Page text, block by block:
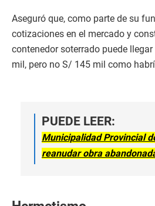
Aseguró que, como parte de su
cotizaciones en el mercado y
contenedor soterrado puede
mil, pero no S/ 145 mil como
PUEDE LEER:
Municipalidad Provincial
reanudar obra